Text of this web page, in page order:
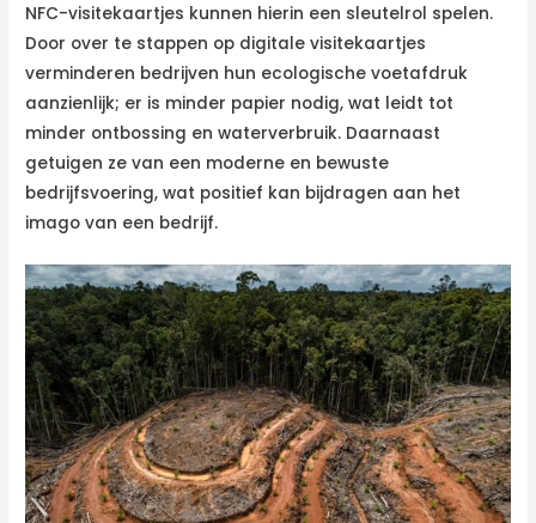
NFC-visitekaartjes kunnen hierin een sleutelrol spelen.
Door over te stappen op digitale visitekaartjes
verminderen bedrijven hun ecologische voetafdruk
aanzienlijk; er is minder papier nodig, wat leidt tot
minder ontbossing en waterverbruik. Daarnaast
getuigen ze van een moderne en bewuste
bedrijfsvoering, wat positief kan bijdragen aan het
imago van een bedrijf.